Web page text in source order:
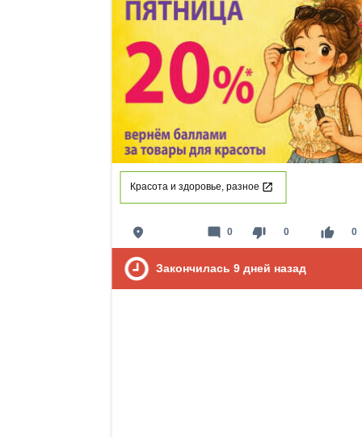
Красота и здоровье, разное
place thumb_down 0 thumb_up 0
mode_comment 0
Закончилась 9 дней назад